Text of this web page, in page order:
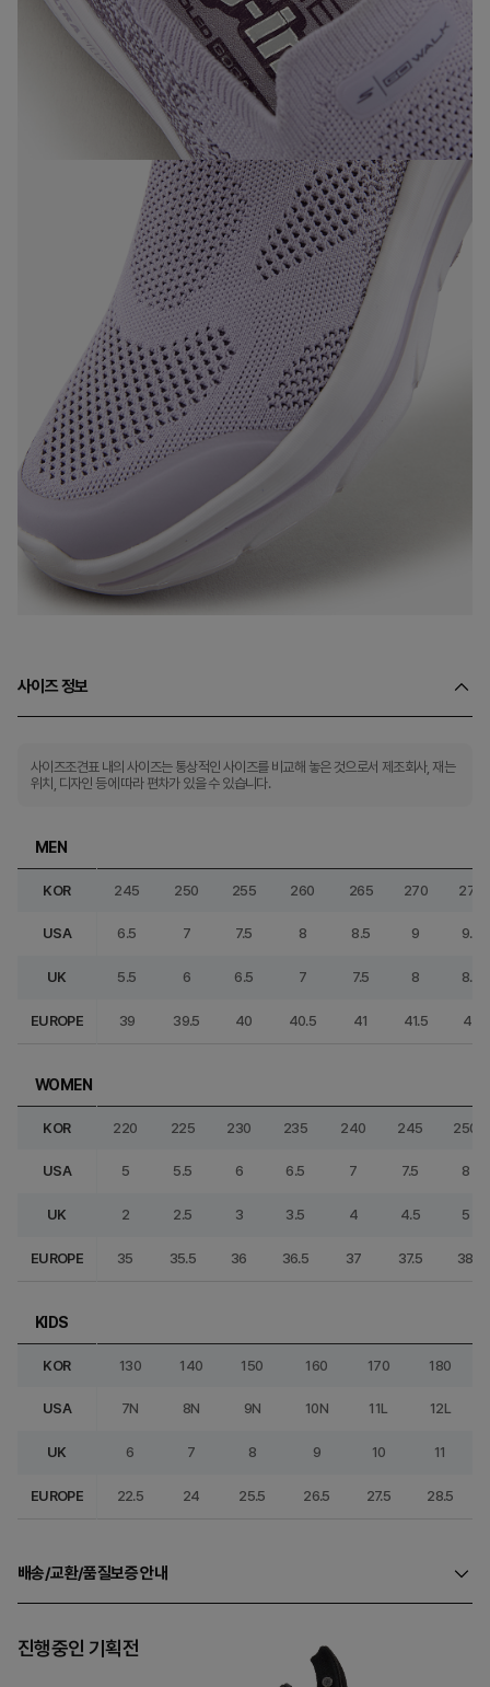
사이즈 정보
사이즈조견표 내의 사이즈는 통상적인 사이즈를 비교해 놓은 것으로서 제조회사, 재는
위치, 디자인 등에 따라 편차가 있을 수 있습니다.
MEN
KOR 245 250 255 260 265 270 275
USA 6.5 7 7.5 8 8.5 9 9.5
UK 5.5 6 6.5 7 7.5 8 8.5
EUROPE 39 39.5 40 40.5 41 41.5 42
WOMEN
KOR 220 225 230 235 240 245 250
USA 5 5.5 6 6.5 7 7.5 8
UK 2 2.5 3 3.5 4 4.5 5
EUROPE 35 35.5 36 36.5 37 37.5 38
KIDS
KOR 130 140 150 160 170 180
USA 7N 8N 9N 10N 11L 12L
UK 6 7 8 9 10 11
EUROPE 22.5 24 25.5 26.5 27.5 28.5
배송/교환/품질보증 안내
진행중인 기획전